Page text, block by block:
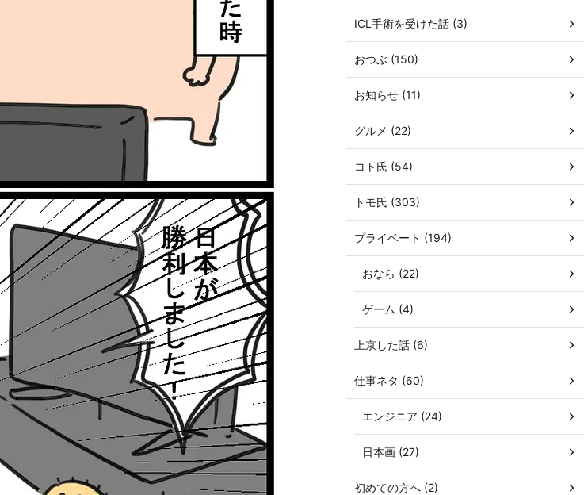
ICL手術を受けた話 (3)
おつぶ (150)
お知らせ (11)
グルメ (22)
コト氏 (54)
トモ氏 (303)
プライベート (194)
おなら (22)
ゲーム (4)
上京した話 (6)
仕事ネタ (60)
エンジニア (24)
日本画 (27)
初めての方へ (2)